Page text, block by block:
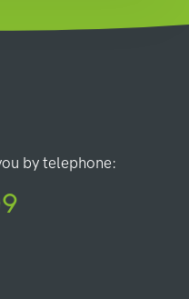
by telephone: